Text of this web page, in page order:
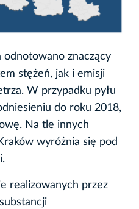
odnotowano znaczący
stężeń, jak i emisji
W przypadku pyłu
do roku 2018,
Na tle innych
wyróżnia się pod
realizowanych przez